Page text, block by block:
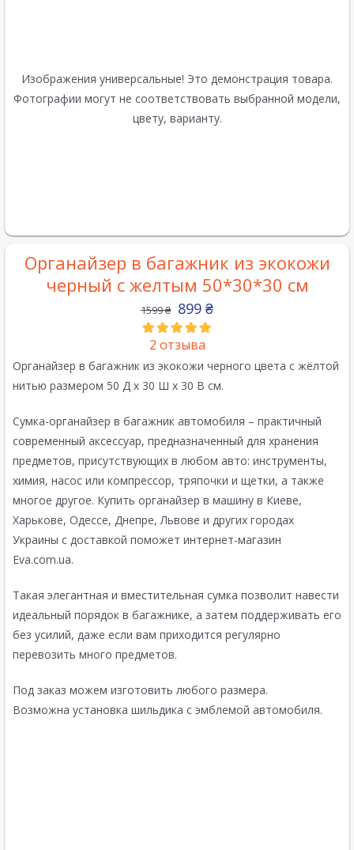
Изображения универсальные! Это демонстрация товара.
Фотографии могут не соответствовать выбранной модели,
цвету, варианту.
Органайзер в багажник из экокожи
черный с желтым 50*30*30 см
1599₴ 899 ₴
2 отзыва
Органайзер в багажник из экокожи черного цвета с жёлтой
нитью размером 50 Д х 30 Ш х 30 В см.
Сумка-органайзер в багажник автомобиля – практичный
современный аксессуар, предназначенный для хранения
предметов, присутствующих в любом авто: инструменты,
химия, насос или компрессор, тряпочки и щетки, а также
многое другое. Купить органайзер в машину в Киеве,
Харькове, Одессе, Днепре, Львове и других городах
Украины с доставкой поможет интернет-магазин
Eva.com.ua.
Такая элегантная и вместительная сумка позволит навести
идеальный порядок в багажнике, а затем поддерживать его
без усилий, даже если вам приходится регулярно
перевозить много предметов.
Под заказ можем изготовить любого размера.
Возможна установка шильдика с эмблемой автомобиля.